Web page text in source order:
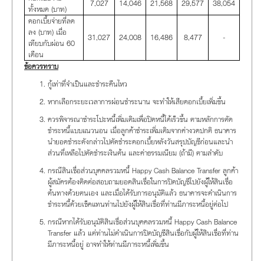
ทั้งหมด (บาท)
7,027 14,046 21,568 29,577
38,054
ดอกเบี้ยจ่ายที่ลด
ลง (บาท) เมื่อ
เทียบกับผ่อน 60
เดือน
31,027 24,008 16,486 8,477 -
ข้อควรทราบ
กู้เท่าที่จำเป็นและชำระคืนไหว
หากเลือกระยะเวลาการผ่อนชำระนาน จะทำให้เสียดอกเบี้ยเพิ่มขึ้น
ควรพิจารณาชำระโปะหนี้เพิ่มเติมเพื่อปิดหนี้ได้เร็วขึ้น ตามหลักการตัด
ชำระหนี้แบบแนวนอน เมื่อลูกค้าชำระเพิ่มเติมจากค่างวดปกติ ธนาคาร
นำยอดชำระดังกล่าวไปตัดชำระดอกเบี้ยหลังวันสรุปบัญชีก่อนและนำ
ส่วนที่เหลือไปตัดชำระเงินต้น และค่าธรรมเนียม (ถ้ามี) ตามลำดับ
กรณีสินเชื่อส่วนบุคคลรวมหนี้ Happy Cash Balance Transfer ลูกค้า
ผู้สมัครต้องติดต่อสอบถามยอดสินเชื่อในการปิดบัญชีไปยังผู้ให้สินเชื่อ
ต้นทางด้วยตนเอง และเมื่อได้รับการอนุมัติแล้ว ธนาคารจะดำเนินการ
ชำระหนี้ด้วยเช็คแทนท่านไปยังผู้ให้สินเชื่อที่ท่านมีภาระหนี้อยู่ต่อไป
กรณีหากได้รับอนุมัติสินเชื่อส่วนบุคคลรวมหนี้ Happy Cash Balance
Transfer แล้ว แต่ท่านไม่ดำเนินการปิดบัญชีสินเชื่อกับผู้ให้สินเชื่อที่ท่าน
มีภาระหนี้อยู่ อาจทำให้ท่านมีภาระหนี้เพิ่มขึ้น